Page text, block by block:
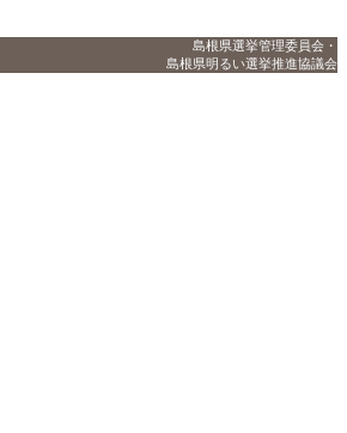
島根県選挙管理委員会・
島根県明るい選挙推進協議会